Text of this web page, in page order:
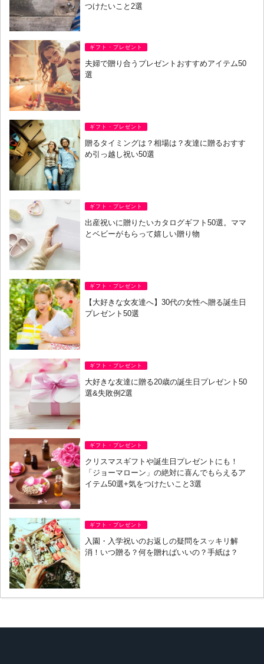
つけたいこと2選
ギフト・プレゼント
夫婦で贈り合うプレゼントおすすめアイテム50
選
ギフト・プレゼント
贈るタイミングは？相場は？友達に贈るおすす
め引っ越し祝い50選
ギフト・プレゼント
出産祝いに贈りたいカタログギフト50選。ママ
とベビーがもらって嬉しい贈り物
ギフト・プレゼント
【大好きな女友達へ】30代の女性へ贈る誕生日
プレゼント50選
ギフト・プレゼント
大好きな友達に贈る20歳の誕生日プレゼント50
選&失敗例2選
ギフト・プレゼント
クリスマスギフトや誕生日プレゼントにも！
「ジョーマローン」の絶対に喜んでもらえるア
イテム50選+気をつけたいこと3選
ギフト・プレゼント
入園・入学祝いのお返しの疑問をスッキリ解
消！いつ贈る？何を贈ればいいの？手紙は？